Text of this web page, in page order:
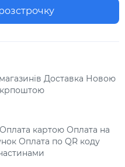
Доставка Новою
Оплата картою Оплата на
Оплата по QR коду